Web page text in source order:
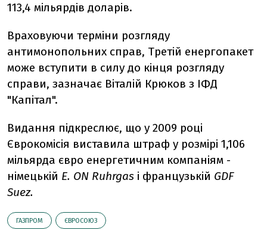
113,4 мільярдів доларів.
Враховуючи терміни розгляду
антимонопольних справ, Третій енергопакет
може вступити в силу до кінця розгляду
справи, зазначає Віталій Крюков з ІФД
"Капітал".
Видання підкреслює, що у 2009 році
Єврокомісія виставила штраф у розмірі 1,106
мільярда євро енергетичним компаніям -
німецькій E. ON Ruhrgas і французькій GDF
Suez.
ГАЗПРОМ ЄВРОСОЮЗ